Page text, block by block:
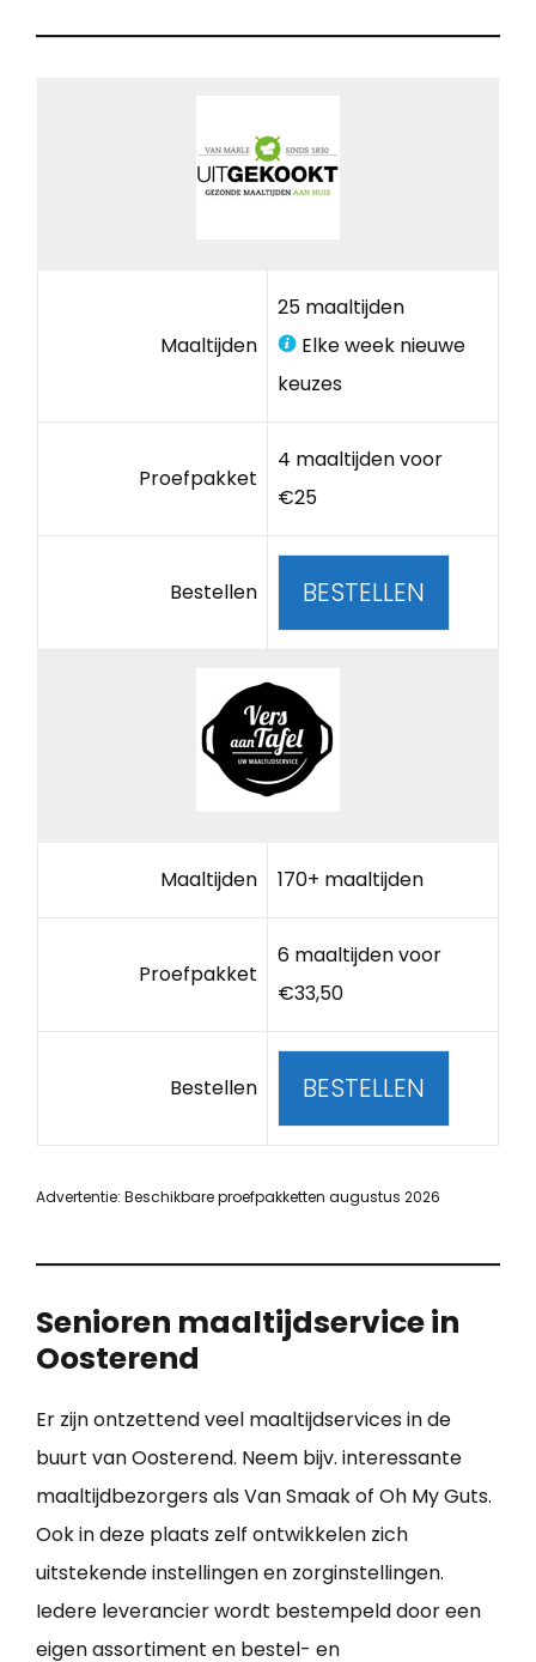
Maaltijden
25 maaltijden
Elke week nieuwe
keuzes
Proefpakket
4 maaltijden voor
€25
Bestellen BESTELLEN
Maaltijden 170+ maaltijden
Proefpakket
6 maaltijden voor
€33,50
Bestellen BESTELLEN
Advertentie: Beschikbare proefpakketten augustus 2026
Senioren maaltijdservice in
Oosterend
Er zijn ontzettend veel maaltijdservices in de
buurt van Oosterend. Neem bijv. interessante
maaltijdbezorgers als Van Smaak of Oh My Guts.
Ook in deze plaats zelf ontwikkelen zich
uitstekende instellingen en zorginstellingen.
Iedere leverancier wordt bestempeld door een
eigen assortiment en bestel- en